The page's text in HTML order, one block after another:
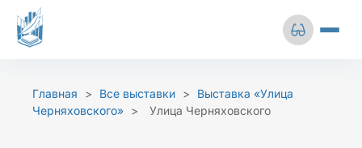
Выставки
Перейти
содержимому
Главная > Все выставки >
Выставка «Улица
Черняховского» > Улица Черняховского